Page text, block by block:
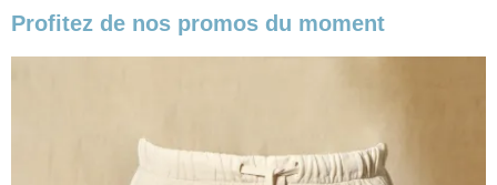
Profitez de nos promos du moment